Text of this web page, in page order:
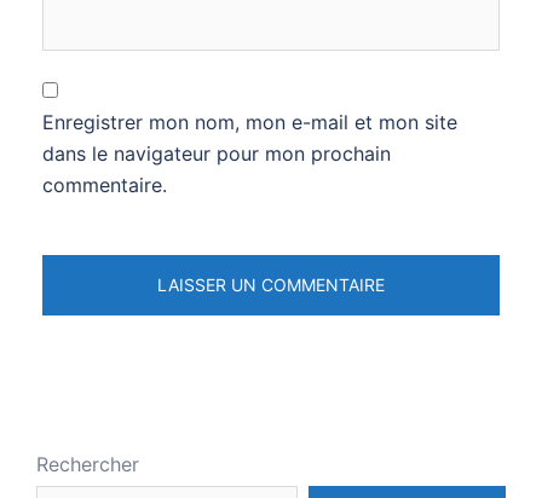
Enregistrer mon nom, mon e-mail et mon site
dans le navigateur pour mon prochain
commentaire.
Rechercher